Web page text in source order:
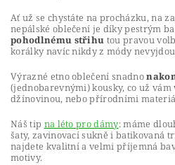
Ať už se chystáte na procházku, na
nepálské oblečení je díky pestrým
pohodlnému střihu tou pravou
korálky navíc nikdy z módy
Výrazné etno oblečení snadno
(jednobarevnými) kousky, co už
džínovinou, nebo přírodními
Náš tip na léto pro dámy: máme
šaty, zavinovací sukně i batikovaná
najdete kvalitní a velmi příjemná
motivy.